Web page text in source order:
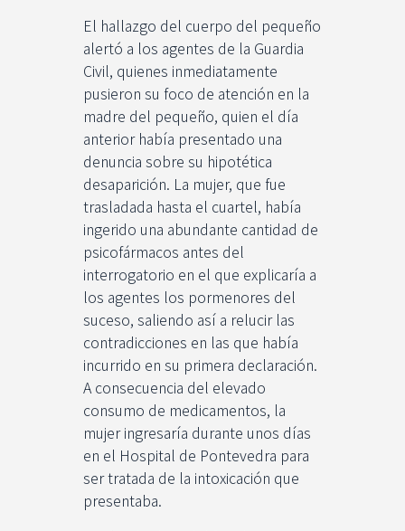
El hallazgo del cuerpo del pequeño
alertó a los agentes de la Guardia
Civil, quienes inmediatamente
pusieron su foco de atención en la
madre del pequeño, quien el día
anterior había presentado una
denuncia sobre su hipotética
desaparición. La mujer, que fue
trasladada hasta el cuartel, había
ingerido una abundante cantidad de
psicofármacos antes del
interrogatorio en el que explicaría a
los agentes los pormenores del
suceso, saliendo así a relucir las
contradicciones en las que había
incurrido en su primera declaración.
A consecuencia del elevado
consumo de medicamentos, la
mujer ingresaría durante unos días
en el Hospital de Pontevedra para
ser tratada de la intoxicación que
presentaba.